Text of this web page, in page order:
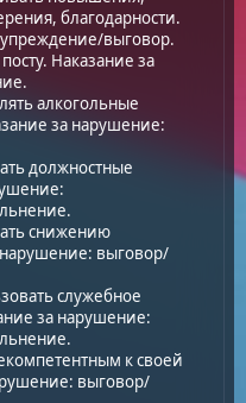
благодарности.
выговор.
Наказание за
алкогольные
за нарушение:
должностные
снижению
выговор/
служебное
за нарушение:
к своей
выговор/